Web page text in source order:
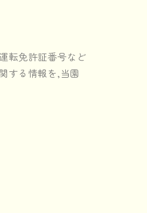
転免許証番号など
する情報を,当園